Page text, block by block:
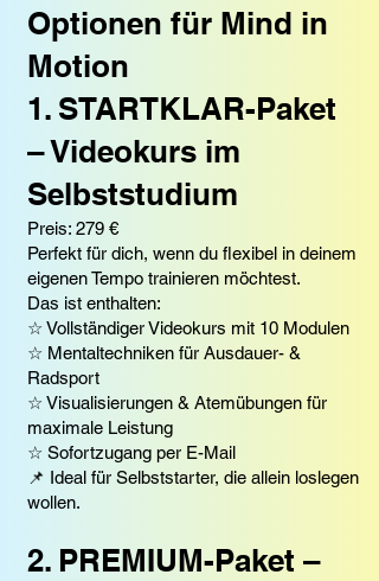
Optionen für Mind in
Motion
1. STARTKLAR-Paket
– Videokurs im
Selbststudium
Preis: 279 €
Perfekt für dich, wenn du flexibel in deinem
eigenen Tempo trainieren möchtest.
Das ist enthalten:
☆ Vollständiger Videokurs mit 10 Modulen
☆ Mentaltechniken für Ausdauer- &
Radsport
☆ Visualisierungen & Atemübungen für
maximale Leistung
☆ Sofortzugang per E-Mail
📌 Ideal für Selbststarter, die allein loslegen
wollen.
2. PREMIUM-Paket –